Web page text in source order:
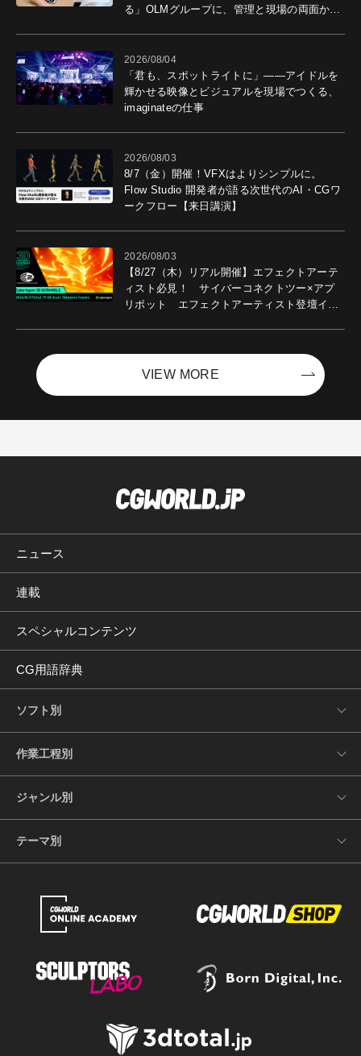
る」OLMグループに、管理と現場の両面から
2026/08/04
「君も、スポットライトに」――アイドルを
輝かせる映像とビジュアルを現場でつくる、
imaginateの仕事
2026/08/03
8/7（金）開催！VFXはよりシンプルに。
Flow Studio 開発者が語る次世代のAI・CGワ
ークフロー【来日講演】
2026/08/03
【8/27（木）リアル開催】エフェクトアーテ
ィスト必見！ サイバーコネクトツー×アプ
リボット エフェクトアーティスト登壇イベ
VIEW MORE
ニュース
連載
スペシャルコンテンツ
CG用語辞典
ソフト別
作業工程別
ジャンル別
テーマ別